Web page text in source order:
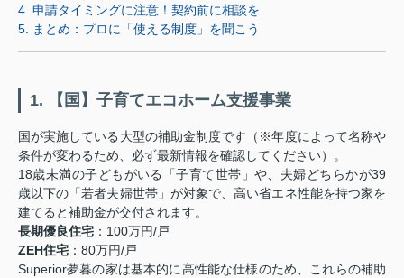
4. 申請タイミングに注意！契約前に相談を
5. まとめ：プロに「使える制度」を聞こう
1. 【国】子育てエコホーム支援事業
国が実施している大型の補助金制度です（※年度によって名称や
条件が変わるため、必ず最新情報を確認してください）。
18歳未満の子どもがいる「子育て世帯」や、夫婦どちらかが39
歳以下の「若者夫婦世帯」が対象で、高い省エネ性能を持つ家を
建てると補助金が交付されます。
長期優良住宅 ：100万円/戸
ZEH住宅 ：80万円/戸
Superior夢暮の家は基本的に高性能な仕様のため、これらの補助